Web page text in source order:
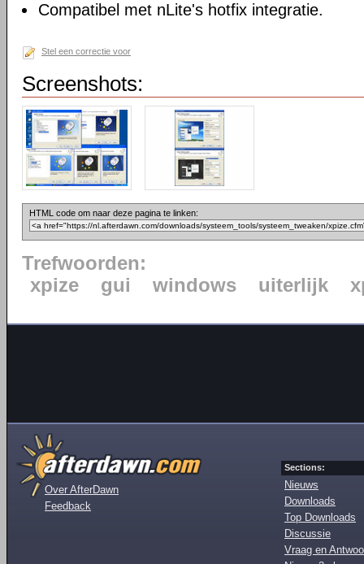
Compatibel met nLite's hotfix integratie.
Stel een correctie voor
Screenshots:
HTML code om naar deze pagina te linken:
Trefwoorden:
xpize
gui windows uiterlijk
Over AfterDawn
Feedback
Sections:
Nieuws
Downloads
Top Downloads
Discussie
Vraag en